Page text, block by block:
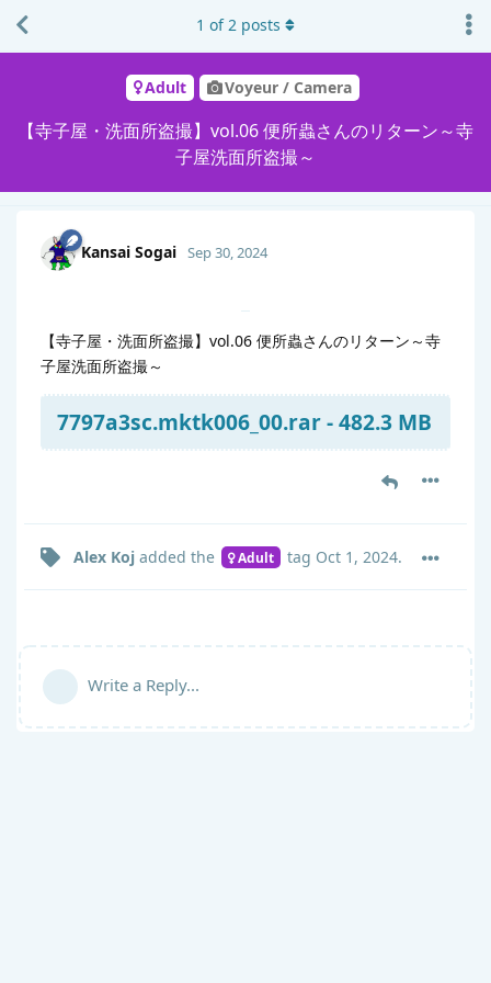
Adult Voyeur / Camera
【寺子屋・洗面所盗撮】vol.06 便所蟲さんのリターン～寺
子屋洗面所盗撮～
1 of2 posts
Kansai Sogai Sep 30, 2024
【寺子屋・洗面所盗撮】vol.06 便所蟲さんのリターン～寺
子屋洗面所盗撮～
7797a3sc.mktk006_00.rar - 482.3 MB
Alex Koj added the Adult tag Oct 1, 2024.
Write a Reply...